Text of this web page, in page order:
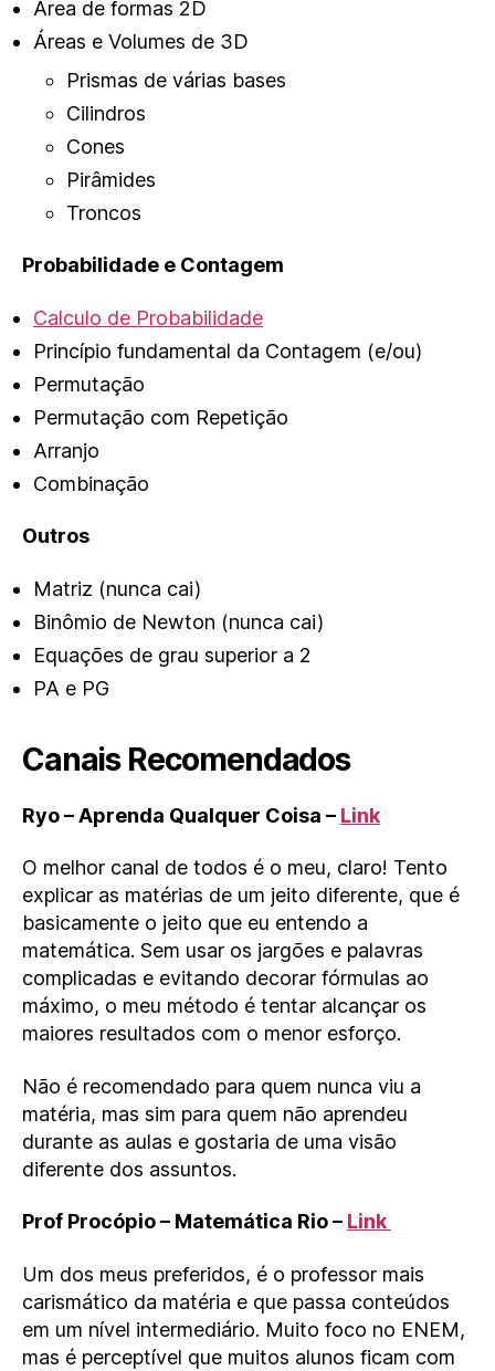
Área de formas 2D
Áreas e Volumes de 3D
Prismas de várias bases
Cilindros
Cones
Pirâmides
Troncos
Probabilidade e Contagem
Calculo de Probabilidade
Princípio fundamental da Contagem (e/ou)
Permutação
Permutação com Repetição
Arranjo
Combinação
Outros
Matriz (nunca cai)
Binômio de Newton (nunca cai)
Equações de grau superior a 2
PA e PG
Canais Recomendados
Ryo – Aprenda Qualquer Coisa – Link
O melhor canal de todos é o meu, claro! Tento
explicar as matérias de um jeito diferente, que é
basicamente o jeito que eu entendo a
matemática. Sem usar os jargões e palavras
complicadas e evitando decorar fórmulas ao
máximo, o meu método é tentar alcançar os
maiores resultados com o menor esforço.
Não é recomendado para quem nunca viu a
matéria, mas sim para quem não aprendeu
durante as aulas e gostaria de uma visão
diferente dos assuntos.
Prof Procópio – Matemática Rio – Link
Um dos meus preferidos, é o professor mais
carismático da matéria e que passa conteúdos
em um nível intermediário. Muito foco no ENEM,
mas é perceptível que muitos alunos ficam com